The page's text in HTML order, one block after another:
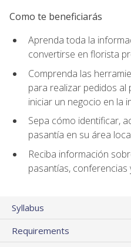
Como te beneficiarás
Aprenda toda la
convertirse en florista
Comprenda las
para realizar pedidos al
iniciar un negocio en la
Sepa cómo identificar,
pasantía en su área
Reciba información
pasantías, conferencias
Syllabus
Requirements